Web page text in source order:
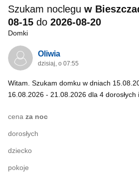
Szukam noclegu w
08-15 do 2026-08-20
Domki
Oliwia
dzisiaj, o 07:55
Witam. Szukam domku w dniach
16.08.2026 - 21.08.2026 dla 4
cena za noc
dorosłych
dziecko
pokoje